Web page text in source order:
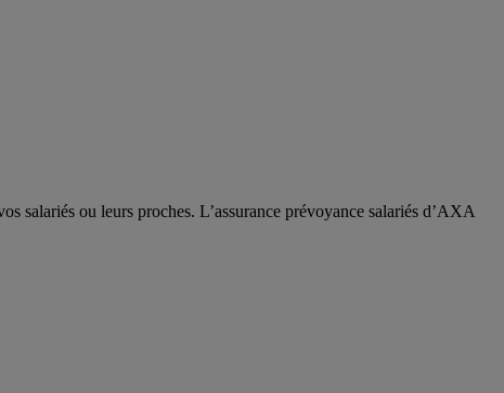
salariés ou leurs proches. L’assurance prévoyance salariés d’AXA